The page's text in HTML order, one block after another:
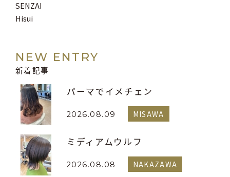
SENZAI
Hisui
NEW ENTRY
新着記事
パーマでイメチェン
2026.08.09 MISAWA
ミディアムウルフ
2026.08.08 NAKAZAWA